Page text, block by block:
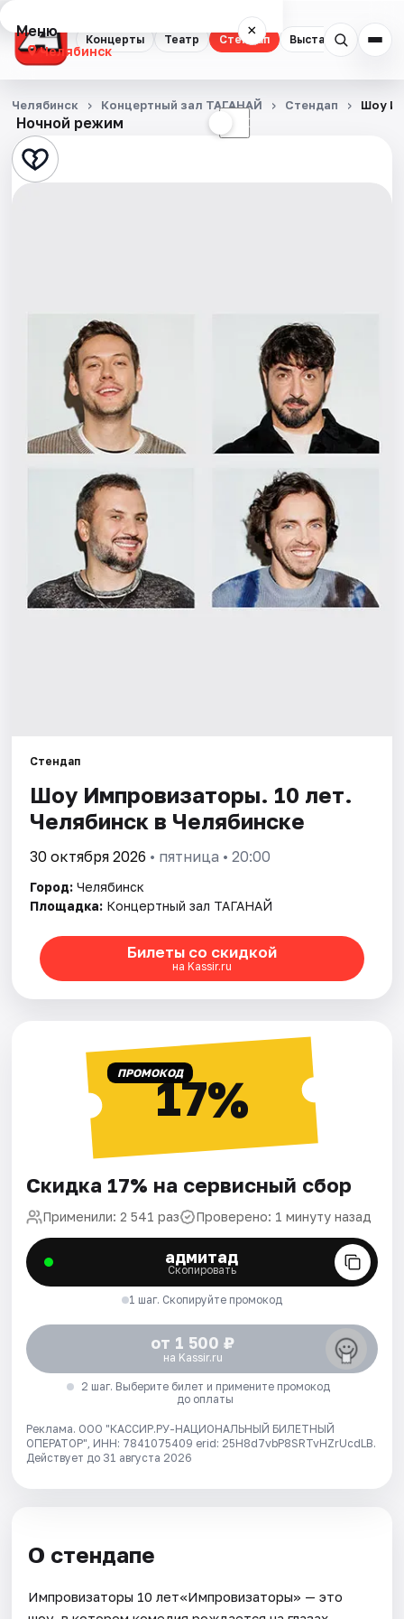
Концерты Театр Стендап Выставки
Меню ×
Челябинск
Концерты
Театр
Стендап
События
Города
Площадки
Артисты
Рейтинги
Ночной режим ☾
Челябинск Концертный зал ТАГАНАЙ Стендап Шоу
Стендап
Шоу Импровизаторы. 10 лет.
Челябинск в Челябинске
30 октября 2026 • пятница • 20:00
Город: Челябинск
Площадка: Концертный зал ТАГАНАЙ
Билеты со скидкой
на Kassir.ru
ПРОМОКОД17%
Скидка 17% на сервисный сбор
Применили: 2 541 раз Проверено: 1 минуту назад
адмитад
Скопировать
1 шаг. Скопируйте промокод
от 1 500 ₽
на Kassir.ru
2 шаг. Выберите билет и примените промокод
до оплаты
Реклама. ООО "КАССИР.РУ-НАЦИОНАЛЬНЫЙ БИЛЕТНЫЙ
ОПЕРАТОР", ИНН: 7841075409 erid: 25H8d7vbP8SRTvHZrUcdLB.
Действует до 31 августа 2026
О стендапе
Импровизаторы 10 лет«Импровизаторы» — это